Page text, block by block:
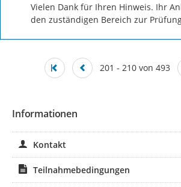
Vielen Dank für Ihren Hinweis. Ihr
den zuständigen Bereich zur
201 - 210 von 493
Informationen
Kontakt
Teilnahmebedingungen